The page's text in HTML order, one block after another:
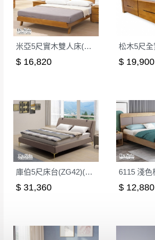
米亞5尺實木雙人床(ME-02)│床架
$ 16,820 $ 19,900
庫伯5尺床台(ZG42)(科技布)
$ 31,360 $ 12,880